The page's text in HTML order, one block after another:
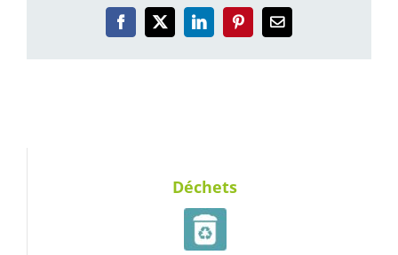
Facebook
X LinkedInPinterestEmail
Déchets